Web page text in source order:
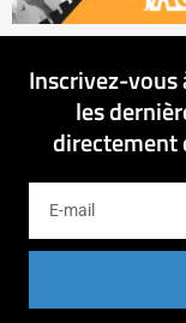
Inscrivez-
les
directement